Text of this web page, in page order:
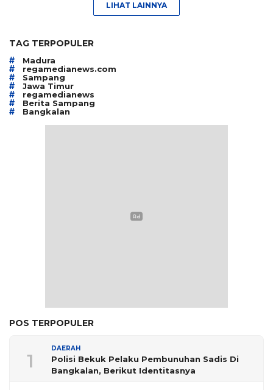
LIHAT LAINNYA
TAG TERPOPULER
# Madura
# regamedianews.com
# Sampang
# Jawa Timur
# regamedianews
# Berita Sampang
# Bangkalan
POS TERPOPULER
1
DAERAH
Polisi Bekuk Pelaku Pembunuhan Sadis Di
Bangkalan, Berikut Identitasnya